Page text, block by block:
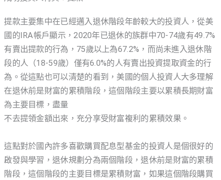
提款主要集中在已經邁入退休階段年齡較大的投資人，從美
國的IRA帳戶顯示，2020年已退休的族群中70-74歲有49.7%
有賣出提款的行為，75歲以上為67.2%，而尚未進入退休階
段的人（18-59歲）僅有6.0%的人有賣出投資提取資金的行
為。從這點也可以清楚的看到，美國的個人投資人大多理解
在退休前是財富的累積階段，這個階段主要以累積長期財富
為主要目標，盡量
不去提領金額出來，充分享受財富複利的累積效果。
這點對於國內許多喜歡購買配息型基金的投資人是個很好的
啟發與學習，退休規劃分為兩個階段，退休前是財富的累積
階段，這個階段的主要目標是累積財富，如果這個階段購買